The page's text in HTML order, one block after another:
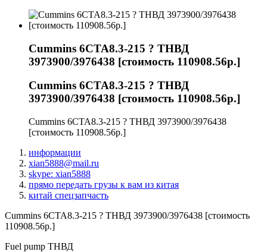
Cummins 6CTA8.3-215 ? ТНВД
3973900/3976438 [стоимость 110908.56р.]
Cummins 6CTA8.3-215 ? ТНВД
3973900/3976438 [стоимость 110908.56р.]
Cummins 6CTA8.3-215 ? ТНВД 3973900/3976438
[стоимость 110908.56р.]
информации
xian5888@mail.ru
skype: xian5888
прямо передать грузы к вам из китая
китай спецзапчасть
Cummins 6CTA8.3-215 ? ТНВД 3973900/3976438 [стоимость
110908.56р.]
Fuel pump ТНВД